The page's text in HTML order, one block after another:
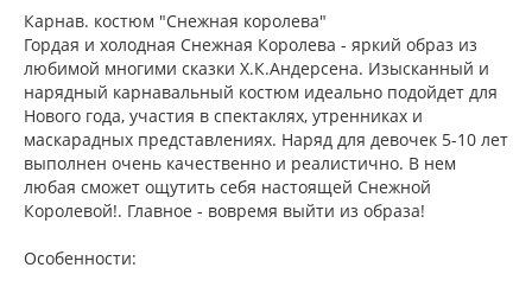
Карнав. костюм "Снежная королева"
Гордая и холодная Снежная Королева - яркий образ из
любимой многими сказки Х.К.Андерсена. Изысканный и
нарядный карнавальный костюм идеально подойдет для
Нового года, участия в спектаклях, утренниках и
маскарадных представлениях. Наряд для девочек 5-10 лет
выполнен очень качественно и реалистично. В нем
любая сможет ощутить себя настоящей Снежной
Королевой!. Главное - вовремя выйти из образа!
Особенности: